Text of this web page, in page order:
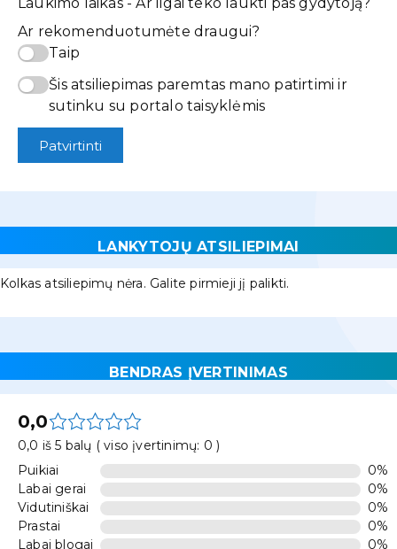
Ar rekomenduotumėte draugui?
Taip
Šis atsiliepimas paremtas mano patirtimi ir
sutinku su portalo taisyklėmis
Patvirtinti
LANKYTOJŲ ATSILIEPIMAI
Kolkas atsiliepimų nėra. Galite pirmieji jį palikti.
BENDRAS ĮVERTINIMAS
0,0
0,0 iš 5 balų ( viso įvertinimų: 0 )
Puikiai
0%
Labai gerai
0%
Vidutiniškai
0%
Prastai
0%
Labai blogai
0%